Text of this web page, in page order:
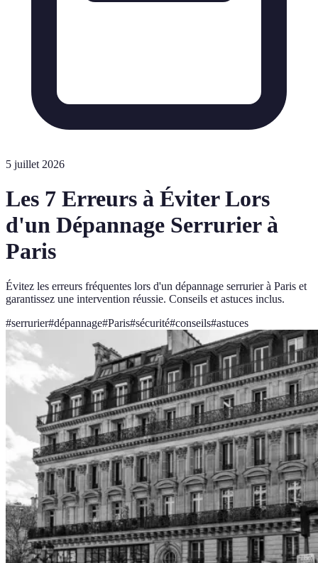
5 juillet 2026
Les 7 Erreurs à Éviter Lors
d'un Dépannage Serrurier à
Paris
Évitez les erreurs fréquentes lors d'un dépannage serrurier à Paris et
garantissez une intervention réussie. Conseils et astuces inclus.
#serrurier#dépannage#Paris#sécurité#conseils#astuces